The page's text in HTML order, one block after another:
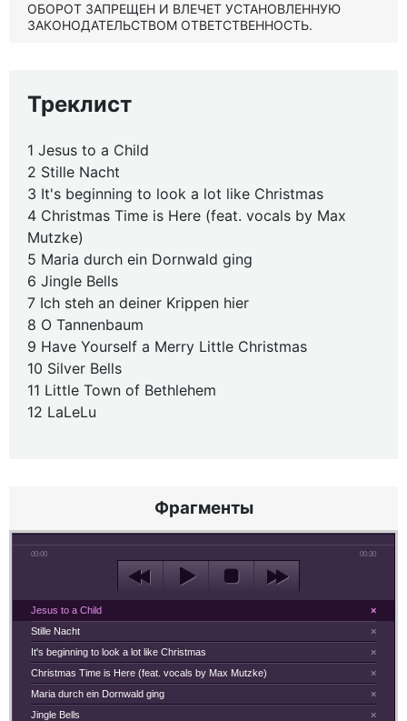
ОБОРОТ ЗАПРЕЩЕН И ВЛЕЧЕТ УСТАНОВЛЕННУЮ
ЗАКОНОДАТЕЛЬСТВОМ ОТВЕТСТВЕННОСТЬ.
Треклист
1 Jesus to a Child
2 Stille Nacht
3 It's beginning to look a lot like Christmas
4 Christmas Time is Here (feat. vocals by Max
Mutzke)
5 Maria durch ein Dornwald ging
6 Jingle Bells
7 Ich steh an deiner Krippen hier
8 O Tannenbaum
9 Have Yourself a Merry Little Christmas
10 Silver Bells
11 Little Town of Bethlehem
12 LaLeLu
Фрагменты
00:00 00:30
×
Jesus to a Child
×
Stille Nacht
×
It's beginning to look a lot like Christmas
×
Christmas Time is Here (feat. vocals by Max Mutzke)
×
Maria durch ein Dornwald ging
×
Jingle Bells